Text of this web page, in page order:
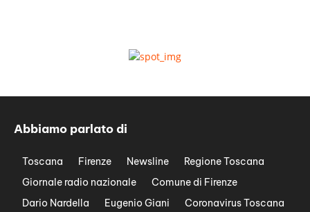
Abbiamo parlato di
Toscana Firenze Newsline
Regione Toscana
Giornale radio nazionale
Comune di Firenze
Dario Nardella
Eugenio Giani
Coronavirus Toscana